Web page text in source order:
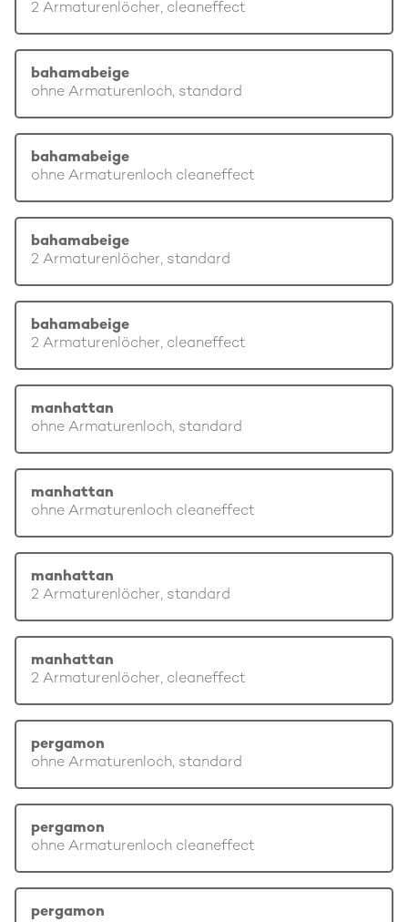
2 Armaturenlöcher, cleaneffect
bahamabeige
ohne Armaturenloch, standard
bahamabeige
ohne Armaturenloch cleaneffect
bahamabeige
2 Armaturenlöcher, standard
bahamabeige
2 Armaturenlöcher, cleaneffect
manhattan
ohne Armaturenloch, standard
manhattan
ohne Armaturenloch cleaneffect
manhattan
2 Armaturenlöcher, standard
manhattan
2 Armaturenlöcher, cleaneffect
pergamon
ohne Armaturenloch, standard
pergamon
ohne Armaturenloch cleaneffect
pergamon